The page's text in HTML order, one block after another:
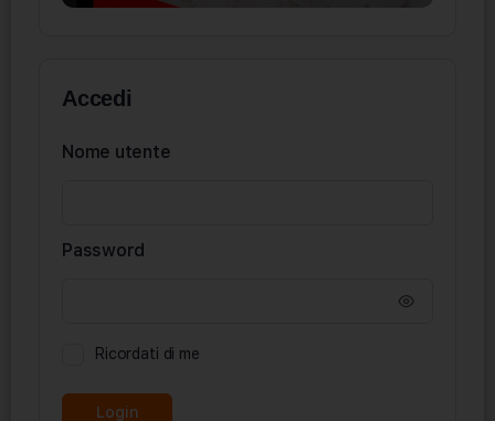
Accedi
Nome utente
Password
Ricordati di me